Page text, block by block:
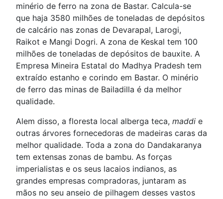
minério de ferro na zona de Bastar. Calcula-se
que haja 3580 milhões de toneladas de depósitos
de calcário nas zonas de Devarapal, Larogi,
Raikot e Mangi Dogri. A zona de Keskal tem 100
milhões de toneladas de depósitos de bauxite. A
Empresa Mineira Estatal do Madhya Pradesh tem
extraído estanho e corindo em Bastar. O minério
de ferro das minas de Bailadilla é da melhor
qualidade.
Alem disso, a floresta local alberga teca, maddi e
outras árvores fornecedoras de madeiras caras da
melhor qualidade. Toda a zona do Dandakaranya
tem extensas zonas de bambu. As forças
imperialistas e os seus lacaios indianos, as
grandes empresas compradoras, juntaram as
mãos no seu anseio de pilhagem desses vastos